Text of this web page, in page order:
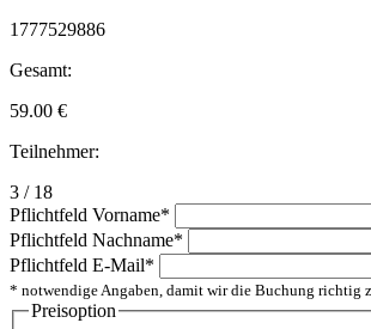
1777529886
Gesamt:
59.00 €
Teilnehmer:
3 / 18
Pflichtfeld Vorname*
Pflichtfeld Nachname*
Pflichtfeld E-Mail*
* notwendige Angaben, damit wir die Buchung richtig
Preisoption